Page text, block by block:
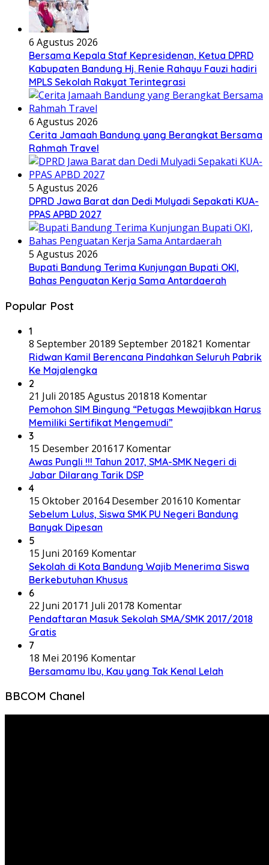
6 Agustus 2026
Bersama Kepala Staf Kepresidenan, Ketua DPRD
Kabupaten Bandung Hj. Renie Rahayu Fauzi hadiri
MPLS Sekolah Rakyat Terintegrasi
6 Agustus 2026
Cerita Jamaah Bandung yang Berangkat Bersama
Rahmah Travel
5 Agustus 2026
DPRD Jawa Barat dan Dedi Mulyadi Sepakati KUA-
PPAS APBD 2027
5 Agustus 2026
Bupati Bandung Terima Kunjungan Bupati OKI,
Bahas Penguatan Kerja Sama Antardaerah
Popular Post
1
8 September 20189 September 201821 Komentar
Ridwan Kamil Berencana Pindahkan Seluruh Pabrik
Ke Majalengka
2
21 Juli 20185 Agustus 201818 Komentar
Pemohon SIM Bingung “Petugas Mewajibkan Harus
Memiliki Sertifikat Mengemudi”
3
15 Desember 201617 Komentar
Awas Pungli !!! Tahun 2017, SMA-SMK Negeri di
Jabar Dilarang Tarik DSP
4
15 Oktober 20164 Desember 201610 Komentar
Sebelum Lulus, Siswa SMK PU Negeri Bandung
Banyak Dipesan
5
15 Juni 20169 Komentar
Sekolah di Kota Bandung Wajib Menerima Siswa
Berkebutuhan Khusus
6
22 Juni 20171 Juli 20178 Komentar
Pendaftaran Masuk Sekolah SMA/SMK 2017/2018
Gratis
7
18 Mei 20196 Komentar
Bersamamu Ibu, Kau yang Tak Kenal Lelah
BBCOM Chanel